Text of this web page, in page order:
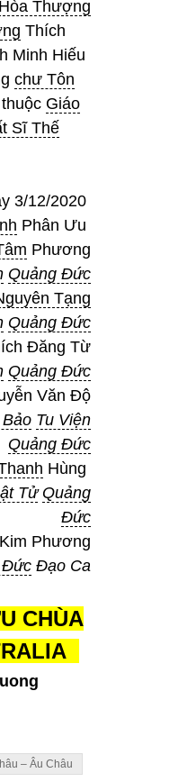
Hòa Thượng
Thích
Minh Hiếu
chư Tôn
thuộc Giáo
Sĩ Thế
3/12/2020
Phân Ưu
Phương
Quảng Đức
Tạng
Quảng Đức
Đăng Từ
Quảng Đức
Văn Độ
Tu Viện
Quảng Đức
Hùng
Tử Quảng
Đức
Phương
Đức Đạo Ca
CHÙA
– Âu Châu